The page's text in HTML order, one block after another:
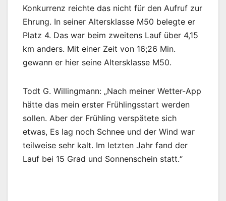
Konkurrenz reichte das nicht für den Aufruf zur
Ehrung. In seiner Altersklasse M50 belegte er
Platz 4. Das war beim zweitens Lauf über 4,15
km anders. Mit einer Zeit von 16;26 Min.
gewann er hier seine Altersklasse M50.
Todt G. Willingmann: „Nach meiner Wetter-App
hätte das mein erster Frühlingsstart werden
sollen. Aber der Frühling verspätete sich
etwas, Es lag noch Schnee und der Wind war
teilweise sehr kalt. Im letzten Jahr fand der
Lauf bei 15 Grad und Sonnenschein statt.“